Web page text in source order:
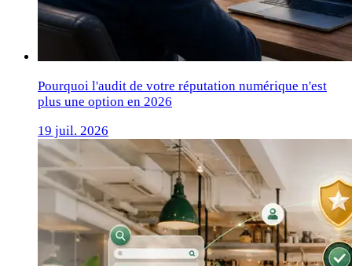
Pourquoi l'audit de votre réputation numérique n'est
plus une option en 2026
19 juil. 2026